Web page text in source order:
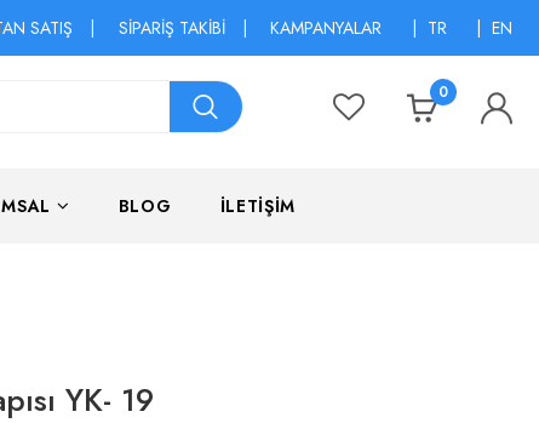
SATIŞ SİPARİŞ TAKİBİ KAMPANYALAR TR EN
0
BLOG İLETİŞİM
YK- 19